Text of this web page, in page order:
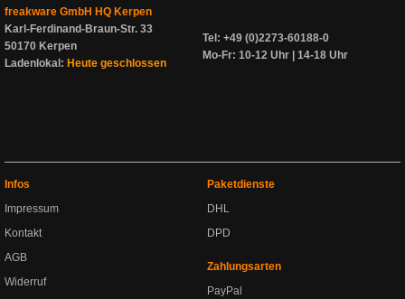
freakware GmbH HQ Kerpen
Karl-Ferdinand-Braun-Str. 33
50170 Kerpen
Ladenlokal: Heute geschlossen
Tel: +49 (0)2273-60188-0
Mo-Fr: 10-12 Uhr | 14-18 Uhr
Infos
Impressum
Kontakt
AGB
Widerruf
Paketdienste
DHL
DPD
Zahlungsarten
PayPal